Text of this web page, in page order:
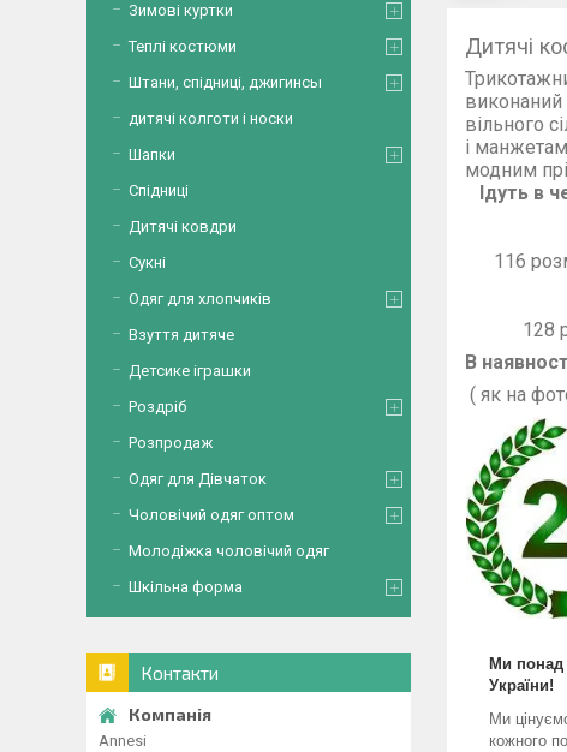
Дитячі
вільного
і
Ідуть в
В
( як на
Ми понад
України!
Ми
кожного
Зимові куртки
Теплі костюми
Штани, спідниці, джигинсы
дитячі колготи і носки
Шапки
Спідниці
Дитячі ковдри
Сукні
Одяг для хлопчиків
Взуття дитяче
Детсике іграшки
Роздріб
Розпродаж
Одяг для Дівчаток
Чоловічий одяг оптом
Молодіжка чоловічий одяг
Шкільна форма
Контакти
Annesi